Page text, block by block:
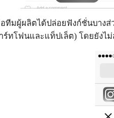
มผู้ผลิตได้ปล่อยฟังก์ชั่นบางส่
ร์ทโฟนและแท็ปเล็ต) โดยยังไ